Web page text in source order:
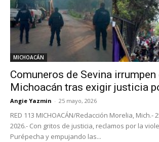
MICHOACÁN
Comuneros de Sevina irrumpen
Michoacán tras exigir justicia
Angie Yazmin - 25 mayo, 2026
RED 113 MICHOACÁN/Redacción Morelia, Mich.-
2026.- Con gritos de justicia, reclamos por la
Purépecha y empujando las...